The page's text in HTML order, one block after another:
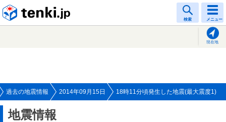
検索 メニュー
現在地
過去の地震情報 2014年09月15日 18時11分頃発生した地震(最大震度1)
地震情報